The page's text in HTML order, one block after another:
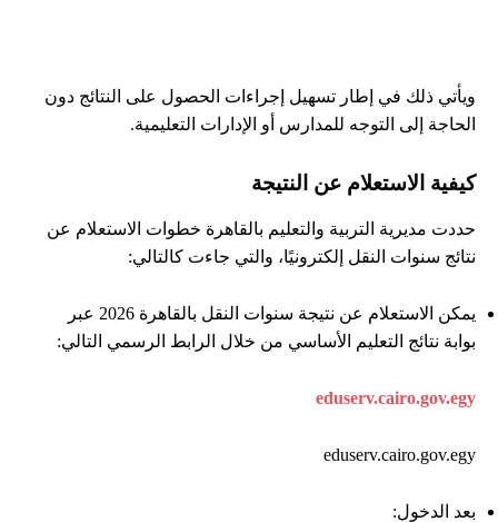
ويأتي ذلك في إطار تسهيل إجراءات الحصول على النتائج دون
الحاجة إلى التوجه للمدارس أو الإدارات التعليمية.
كيفية الاستعلام عن النتيجة
حددت مديرية التربية والتعليم بالقاهرة خطوات الاستعلام عن
نتائج سنوات النقل إلكترونيًا، والتي جاءت كالتالي:
يمكن الاستعلام عن نتيجة سنوات النقل بالقاهرة 2026 عبر
بوابة نتائج التعليم الأساسي من خلال الرابط الرسمي التالي:
eduserv.cairo.gov.egy
eduserv.cairo.gov.egy
بعد الدخول: